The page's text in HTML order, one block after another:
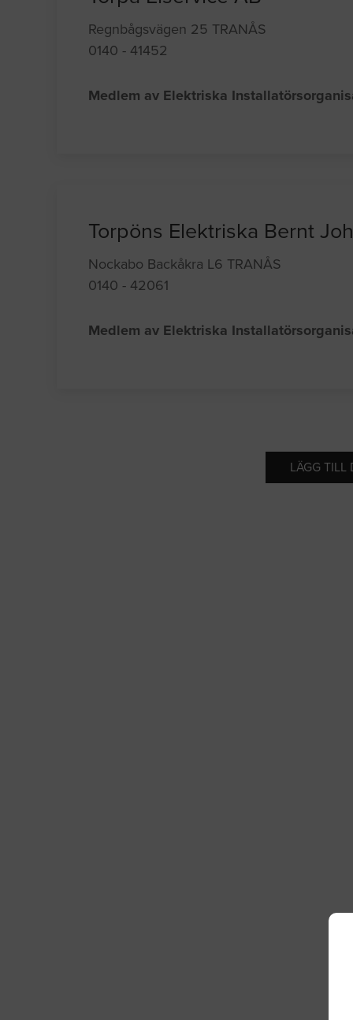
Regnbågsvägen 25 TRANÅS
0140 - 41452
Medlem av Elektriska
Torpöns Elektriska Bernt
Nockabo Backåkra L6 TRANÅS
0140 - 42061
Medlem av Elektriska
LÄGG TILL